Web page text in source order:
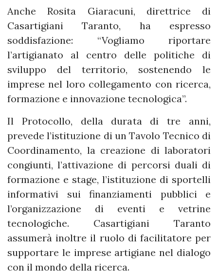
Anche Rosita Giaracuni, direttrice di
Casartigiani Taranto, ha espresso
soddisfazione: “Vogliamo riportare
l’artigianato al centro delle politiche di
sviluppo del territorio, sostenendo le
imprese nel loro collegamento con ricerca,
formazione e innovazione tecnologica”.
Il Protocollo, della durata di tre anni,
prevede l’istituzione di un Tavolo Tecnico di
Coordinamento, la creazione di laboratori
congiunti, l’attivazione di percorsi duali di
formazione e stage, l’istituzione di sportelli
informativi sui finanziamenti pubblici e
l’organizzazione di eventi e vetrine
tecnologiche. Casartigiani Taranto
assumerà inoltre il ruolo di facilitatore per
supportare le imprese artigiane nel dialogo
con il mondo della ricerca.